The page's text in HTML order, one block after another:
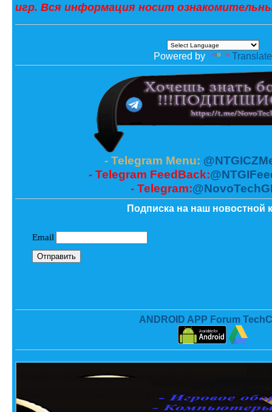
игр. Вся информация носит
Powered by Translate
- Telegram Menu:
- Telegram FeedBack:
- Telegram:
Подписка на наш новостной
ANDROID APP Forum